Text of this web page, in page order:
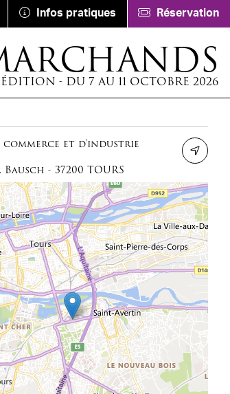
Infos pratiques Réservation
- DU 7 AU 11 OCTOBRE 2026
commerce et d'industrie
- 37200 TOURS